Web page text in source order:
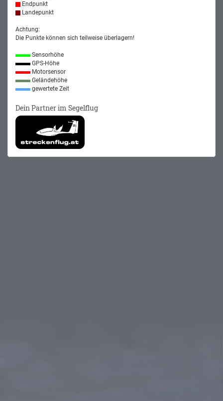
Endpunkt
Landepunkt
Achtung:
Die Punkte können sich teilweise überlagern!
Sensorhöhe
GPS-Höhe
Motorsensor
Geländehöhe
gewertete Zeit
Dein Partner im Segelflug